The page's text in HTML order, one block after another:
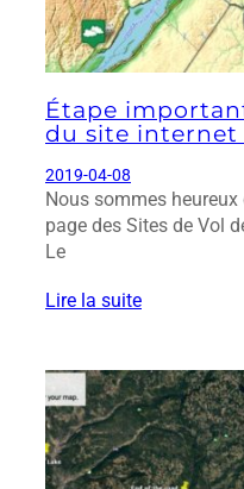
Étape
du site internet
2019-04-08
Nous sommes heureux
page des Sites de Vol
Le
Lire la suite